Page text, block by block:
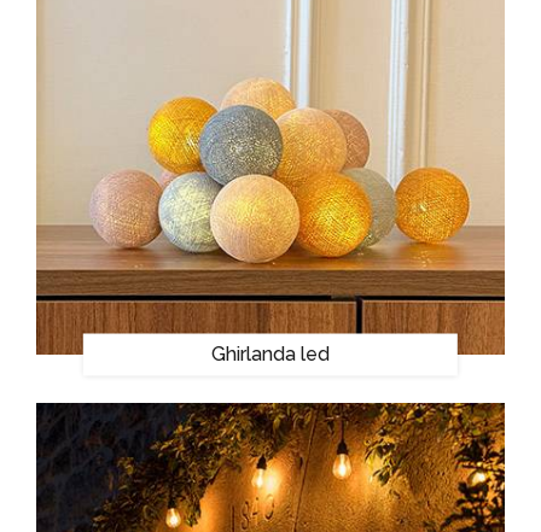
Ghirlanda led